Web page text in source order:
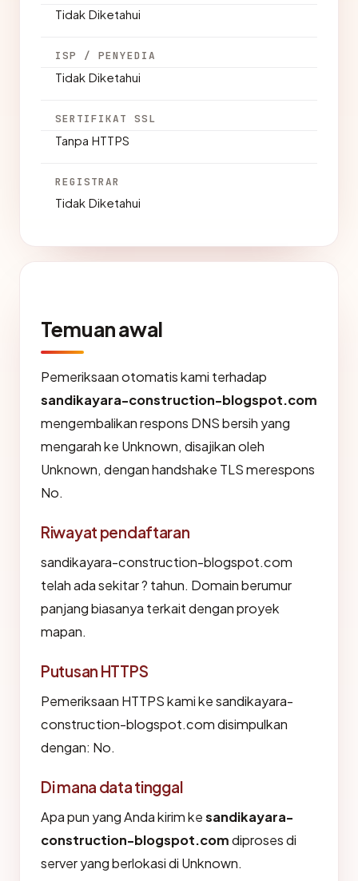
Tidak Diketahui
ISP / PENYEDIA
Tidak Diketahui
SERTIFIKAT SSL
Tanpa HTTPS
REGISTRAR
Tidak Diketahui
Temuan awal
Pemeriksaan otomatis kami terhadap
sandikayara-construction-blogspot.com
mengembalikan respons DNS bersih yang
mengarah ke Unknown, disajikan oleh
Unknown, dengan handshake TLS merespons
No.
Riwayat pendaftaran
sandikayara-construction-blogspot.com
telah ada sekitar ? tahun. Domain berumur
panjang biasanya terkait dengan proyek
mapan.
Putusan HTTPS
Pemeriksaan HTTPS kami ke sandikayara-
construction-blogspot.com disimpulkan
dengan: No.
Di mana data tinggal
Apa pun yang Anda kirim kesandikayara-
construction-blogspot.comdiproses di
server yang berlokasi di Unknown.